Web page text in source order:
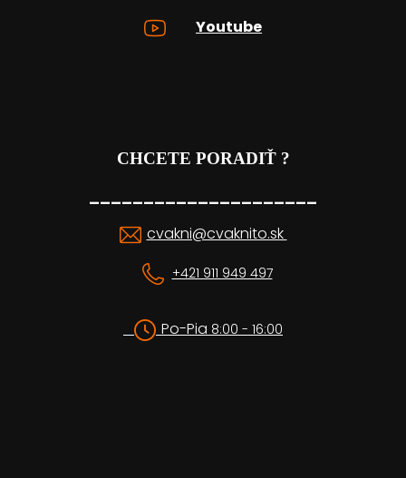
Youtube
CHCETE PORADIŤ ?
_____________________
cvakni@cvaknito.sk
+421 911 949 497
Po-Pia 8:00 - 16:00